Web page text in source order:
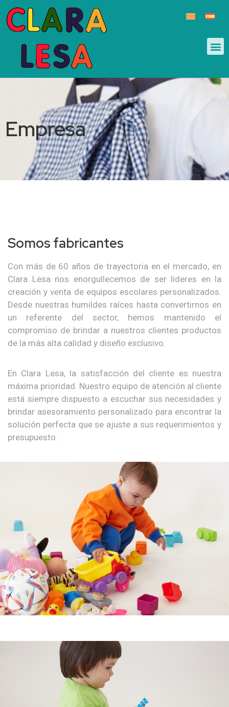
Empresa
Somos fabricantes
Con más de 60 años de trayectoria en el mercado, en
Clara Lesa nos enorgullecemos de ser líderes en la
creación y venta de equipos escolares personalizados.
Desde nuestras humildes raíces hasta convertirnos en
un referente del sector, hemos mantenido el
compromiso de brindar a nuestros clientes productos
de la más alta calidad y diseño exclusivo.
En Clara Lesa, la satisfacción del cliente es nuestra
máxima prioridad. Nuestro equipo de atención al cliente
está siempre dispuesto a escuchar sus necesidades y
brindar asesoramiento personalizado para encontrar la
solución perfecta que se ajuste a sus requerimientos y
presupuesto.